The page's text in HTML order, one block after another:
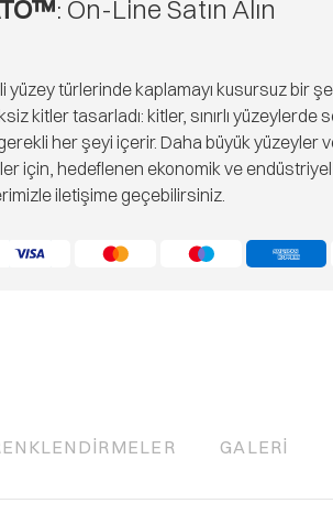
: On-Line Satın Alın
yüzey türlerinde kaplamayı kusursuz bir
kitler tasarladı: kitler, sınırlı yüzeylerde
her şeyi içerir. Daha büyük yüzeyler
için, hedeflenen ekonomik ve
iletişime geçebilirsiniz.
GALERI